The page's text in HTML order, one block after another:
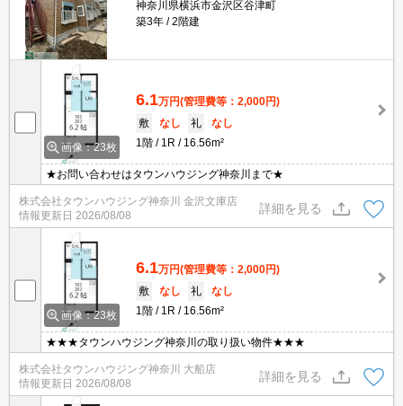
神奈川県横浜市金沢区谷津町
築3年
2階建
画像：23枚
6.1万円(管理費等：2,000円)
敷
なし 礼
なし
1階
1R 16.56m²
★お問い合わせはタウンハウジング神奈川まで★
株式会社タウンハウジング神奈川 金沢文庫店
情報更新日 2026/08/08
詳細を見る
画像：23枚
6.1万円(管理費等：2,000円)
敷
なし 礼
なし
1階
1R 16.56m²
★★★タウンハウジング神奈川の取り扱い物件★★★
株式会社タウンハウジング神奈川 大船店
情報更新日 2026/08/08
詳細を見る